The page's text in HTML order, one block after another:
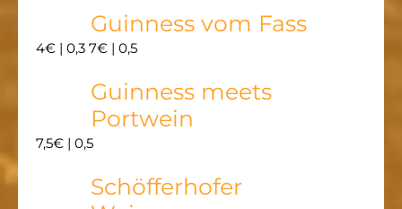
Guinness vom Fass
4€ | 0,3 7€ | 0,5
Guinness meets
Portwein
7,5€ | 0,5
Schöfferhofer